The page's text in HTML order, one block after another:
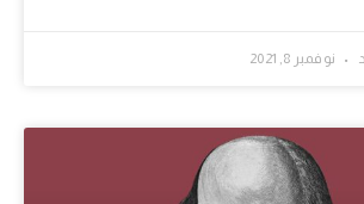
نوفمبر 8, 2021